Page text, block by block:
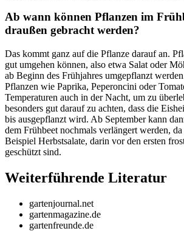
Ab wann können Pflanzen im
draußen gebracht werden?
Das kommt ganz auf die Pflanze darauf an.
gut umgehen können, also etwa Salat oder
ab Beginn des Frühjahres umgepflanzt
Pflanzen wie Paprika, Peperoncini oder
Temperaturen auch in der Nacht, um zu
besonders gut darauf zu achten, dass die
bis ausgepflanzt wird. Ab September kann
dem Frühbeet nochmals verlängert werden,
Beispiel Herbstsalate, darin vor den ersten
geschützt sind.
Weiterführende Literatur
gartenjournal.net
gartenmagazine.de
gartenfreunde.de